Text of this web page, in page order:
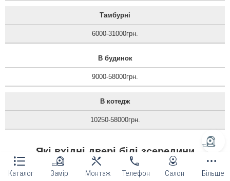
Каталог Замір Монтаж Телефон Салон Більше
Тамбурні
6000-31000грн.
В будинок
9000-58000грн.
В котедж
10250-58000грн.
Які вхідні двері білі зсередини
найдешевші?